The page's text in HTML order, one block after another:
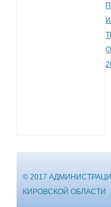
© 2017
КИРОВСКОЙ ОБЛАСТИ